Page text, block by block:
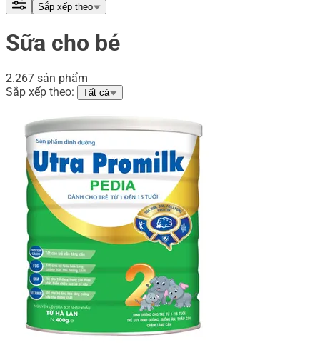
Sắp xếp theo
Sữa cho bé
2.267 sản phẩm
Sắp xếp theo:
Tất cả